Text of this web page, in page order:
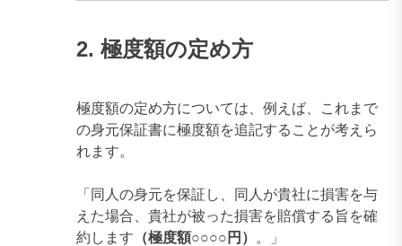
2. 極度額の定め方
極度額の定め方については、例えば、これまで
の身元保証書に極度額を追記することが考えら
れます。
「同人の身元を保証し、同人が貴社に損害を与
えた場合、貴社が被った損害を賠償する旨を確
約します （極度額○○○○円） 。」